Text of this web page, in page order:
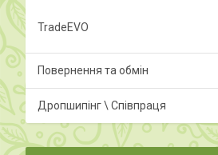
TradeEVO
Повернення та обмін
Дропшипінг \ Співпраця